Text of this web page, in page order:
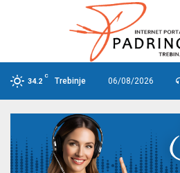
34.2
C
Trebinje 06/08/2026